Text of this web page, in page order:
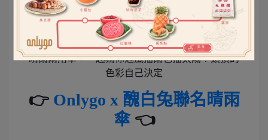
Life Together！為生活填上喜歡的色彩
晴雨兩用傘，一起為你遮風擋雨也擋太陽！頭頂的
色彩自己決定
👉 Onlygo x 醜白兔聯名晴雨
傘👈